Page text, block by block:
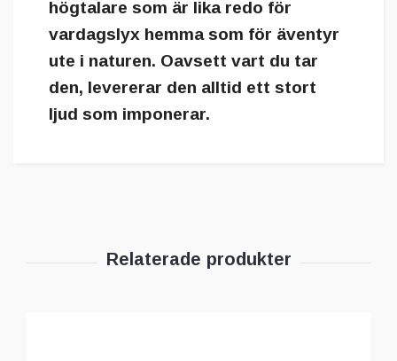
högtalare som är lika redo för
vardagslyx hemma som för äventyr
ute i naturen. Oavsett vart du tar
den, levererar den alltid ett stort
ljud som imponerar.